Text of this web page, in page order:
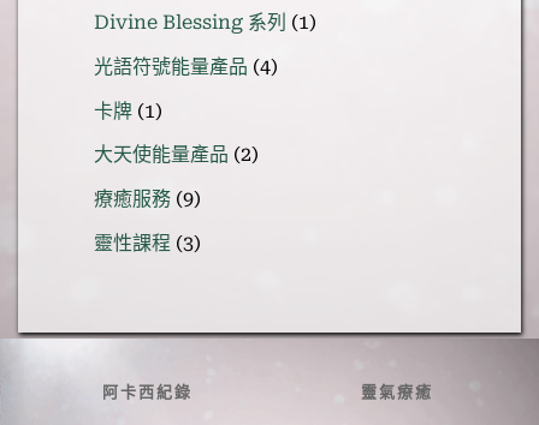
產
品
Divine Blessing 系列 11
光語符號能量產品 44
卡牌 11
產
品
大天使能量產品 22
療癒服務 99
產
靈性課程 33
阿卡西紀錄 靈氣療癒